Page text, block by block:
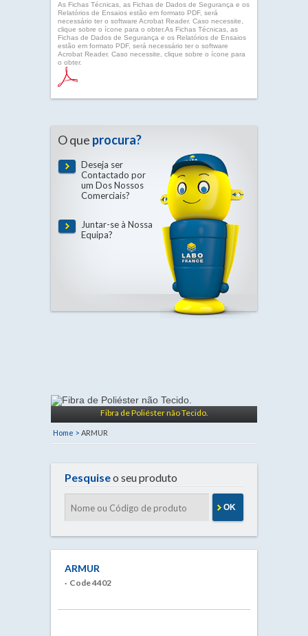
As Fichas Técnicas, as Fichas de Dados de Segurança e os
Relatórios de Ensaios estão em formato PDF, será
necessário ter o software Acrobat Reader. Caso necessite,
clique sobre o ícone para o obter.As Fichas Técnicas, as
Fichas de Dados de Segurança e os Relatórios de Ensaios
estão em formato PDF, será necessário ter o software
Acrobat Reader. Caso necessite, clique sobre o ícone para
o obter.
O que procura?
Deseja ser
Contactado por
um Dos Nossos
Comerciais?
Juntar-se à Nossa
Equipa?
Fibra de Poliéster não Tecido.
Home > ARMUR
Pesquiseo seu produto
OK
ARMUR
· Code 4402